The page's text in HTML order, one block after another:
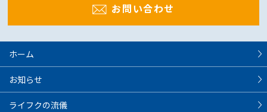
お問い合わせ
ホーム
お知らせ
ライフクの流儀